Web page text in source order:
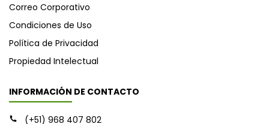
Correo Corporativo
Condiciones de Uso
Política de Privacidad
Propiedad Intelectual
INFORMACIÓN DE CONTACTO
(+51) 968 407 802